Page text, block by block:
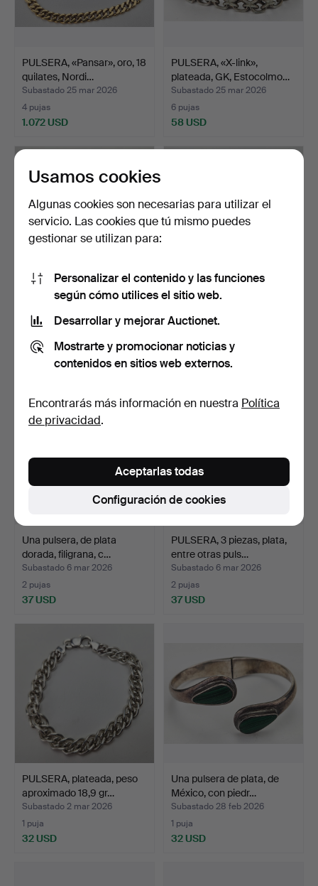
PULSERA, «Pansar», oro, 18
quilates, Nordi…
Subastado 25 mar 2026
4 pujas
1.072 USD
PULSERA, «X-link»,
plateada, GK, Estocolmo…
Subastado 25 mar 2026
6 pujas
58 USD
WALLINA WALLIN. Pulsera
esmaltada, firmada…
Subastado 16 mar 2026
1 puja
32 USD
PULSERA, dorada, 14
quilates, con perlas, …
7 pujas
1.052 USD
Una pulsera, de plata
dorada, filigrana, c…
Subastado 6 mar 2026
2 pujas
37 USD
PULSERA, 3 piezas, plata,
entre otras puls…
Subastado 6 mar 2026
2 pujas
37 USD
PULSERA, plateada, peso
aproximado 18,9 gr…
Subastado 2 mar 2026
1 puja
32 USD
Una pulsera de plata, de
México, con piedr…
Subastado 28 feb 2026
1 puja
32 USD
Usamos cookies
Algunas cookies son necesarias para utilizar el
servicio. Las cookies que tú mismo puedes
gestionar se utilizan para:
Personalizar el contenido y las funciones
según cómo utilices el sitio web.
Desarrollar y mejorar Auctionet.
Mostrarte y promocionar noticias y
contenidos en sitios web externos.
Encontrarás más información en nuestra Política
de privacidad.
Configuración de cookies
Aceptarlas todas